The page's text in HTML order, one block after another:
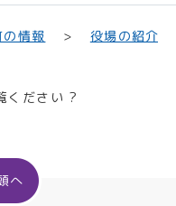
の情報 役場の紹介
ください ?